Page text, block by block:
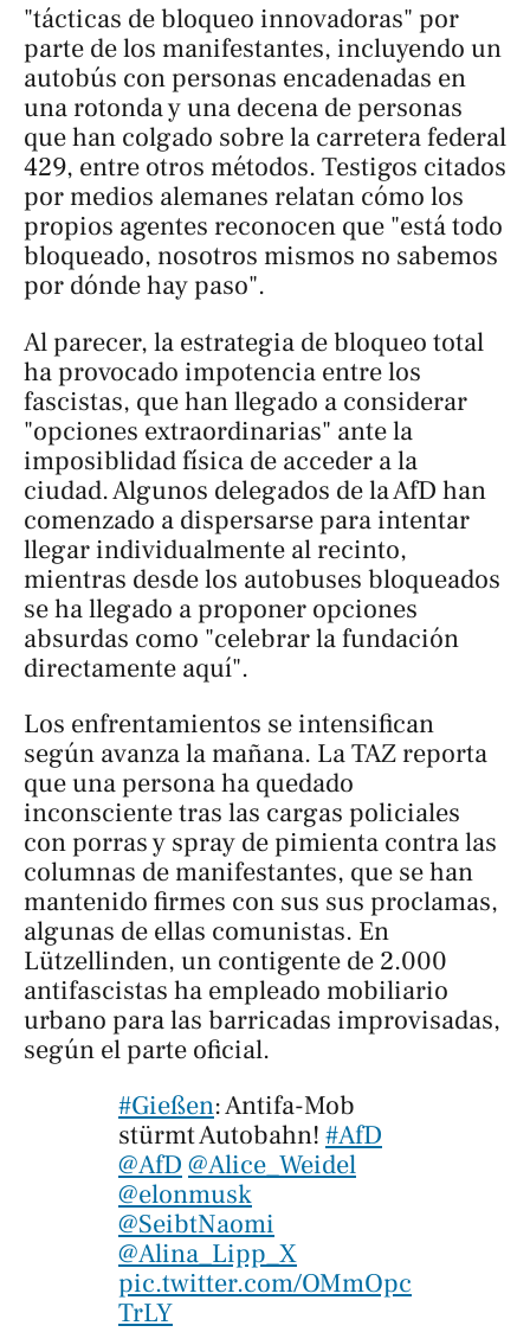
"tácticas de bloqueo innovadoras" por
parte de los manifestantes, incluyendo un
autobús con personas encadenadas en
una rotonda y una decena de personas
que han colgado sobre la carretera federal
429, entre otros métodos. Testigos citados
por medios alemanes relatan cómo los
propios agentes reconocen que "está todo
bloqueado, nosotros mismos no sabemos
por dónde hay paso".
Al parecer, la estrategia de bloqueo total
ha provocado impotencia entre los
fascistas, que han llegado a considerar
"opciones extraordinarias" ante la
imposiblidad física de acceder a la
ciudad. Algunos delegados de la AfD han
comenzado a dispersarse para intentar
llegar individualmente al recinto,
mientras desde los autobuses bloqueados
se ha llegado a proponer opciones
absurdas como "celebrar la fundación
directamente aquí".
Los enfrentamientos se intensifican
según avanza la mañana. LaTAZreporta
que una persona ha quedado
inconsciente tras las cargas policiales
con porras y spray de pimienta contra las
columnas de manifestantes, que se han
mantenido firmes con sus sus proclamas,
algunas de ellas comunistas. En
Lützellinden, un contigente de 2.000
antifascistas ha empleado mobiliario
urbano para las barricadas improvisadas,
según el parte oficial.
#Gießen: Antifa-Mob
stürmt Autobahn! #AfD
@AfD @Alice_Weidel
@elonmusk
@SeibtNaomi
@Alina_Lipp_X
pic.twitter.com/OMmOpc
TrLY